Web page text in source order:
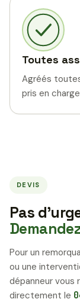
Toutes
Agréés
pris en
DEVIS
Pas
Pour un
ou une
dépanneur vous
directement le